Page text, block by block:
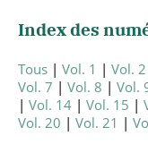
Index des
Tous Vol. 1 Vol. 2
Vol. 7
Vol. 8 Vol.
Vol. 14
Vol. 15
Vol. 20
Vol. 21